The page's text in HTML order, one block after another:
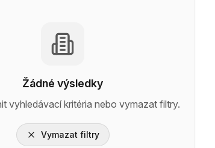
Žádné výsledky
vyhledávací kritéria nebo vymazat filtry.
Vymazat filtry